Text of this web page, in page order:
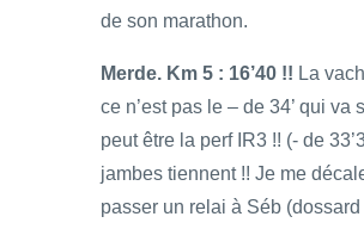
de son marathon.
Merde. Km 5 : 16’40 !! La
ce n’est pas le – de 34’ qui va
peut être la perf IR3 !! (- de
jambes tiennent !! Je me
passer un relai à Séb (dossard